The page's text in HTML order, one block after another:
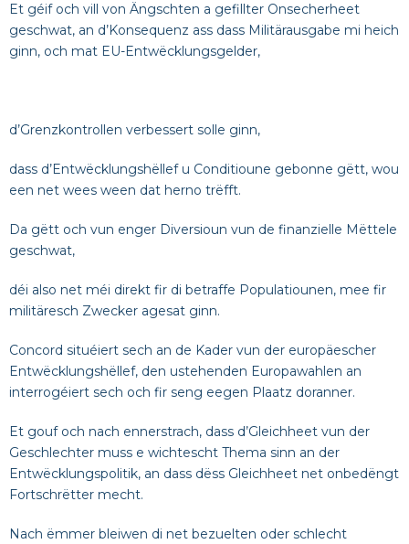
Et géif och vill von Ängschten a gefillter Onsecherheet
geschwat, an d’Konsequenz ass dass Militärausgabe mi heich
ginn, och mat EU-Entwëcklungsgelder,
d’Grenzkontrollen verbessert solle ginn,
dass d’Entwëcklungshëllef u Conditioune gebonne gëtt, wou
een net wees ween dat herno trëfft.
Da gëtt och vun enger Diversioun vun de finanzielle Mëttele
geschwat,
déi also net méi direkt fir di betraffe Populatiounen, mee fir
militäresch Zwecker agesat ginn.
Concord situéiert sech an de Kader vun der europäescher
Entwëcklungshëllef, den ustehenden Europawahlen an
interrogéiert sech och fir seng eegen Plaatz doranner.
Et gouf och nach ennerstrach, dass d’Gleichheet vun der
Geschlechter muss e wichtescht Thema sinn an der
Entwëcklungspolitik, an dass dëss Gleichheet net onbedëngt
Fortschrëtter mecht.
Nach ëmmer bleiwen di net bezuelten oder schlecht